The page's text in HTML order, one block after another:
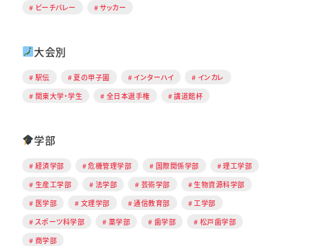
ビーチバレー
サッカー
大会別
駅伝 夏の甲子園 インターハイ
インカレ
関東大学・学生
全日本選手権 講道館杯
学部
経済学部 危機管理学部 国際関係学部
理工学部
生産工学部
法学部 芸術学部
生物資源科学部
医学部
文理学部 通信教育部
工学部
スポーツ科学部
薬学部 歯学部
松戸歯学部
商学部